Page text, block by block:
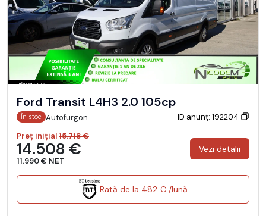
Ford Transit L4H3 2.0 105cp
În stoc Autofurgon
ID anunț: 192204
Preț inițial15.718 €
14.508 €
11.990 € NET
Vezi detalii
Rată de la 482 € /lună